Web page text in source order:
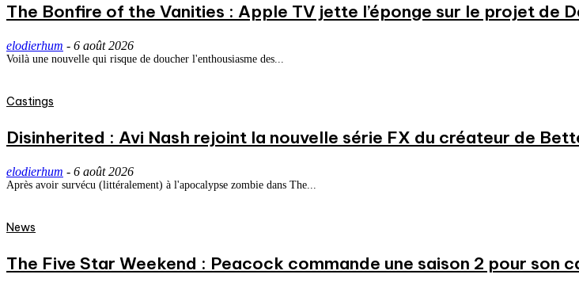
The Bonfire of the Vanities : Apple TV jette l’éponge sur le projet de
elodierhum - 6 août 2026
Voilà une nouvelle qui risque de doucher l'enthousiasme des...
Castings
Disinherited : Avi Nash rejoint la nouvelle série FX du créateur de
elodierhum - 6 août 2026
Après avoir survécu (littéralement) à l'apocalypse zombie dans The...
News
The Five Star Weekend : Peacock commande une saison 2 pour son